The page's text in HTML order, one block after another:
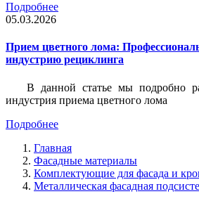
Подробнее
05.03.2026
Прием цветного лома:
индустрию рециклинга
В данной статье мы подробно
индустрия приема цветного лома
Подробнее
Главная
Фасадные материалы
Комплектующие для фасада и
Металлическая фасадная